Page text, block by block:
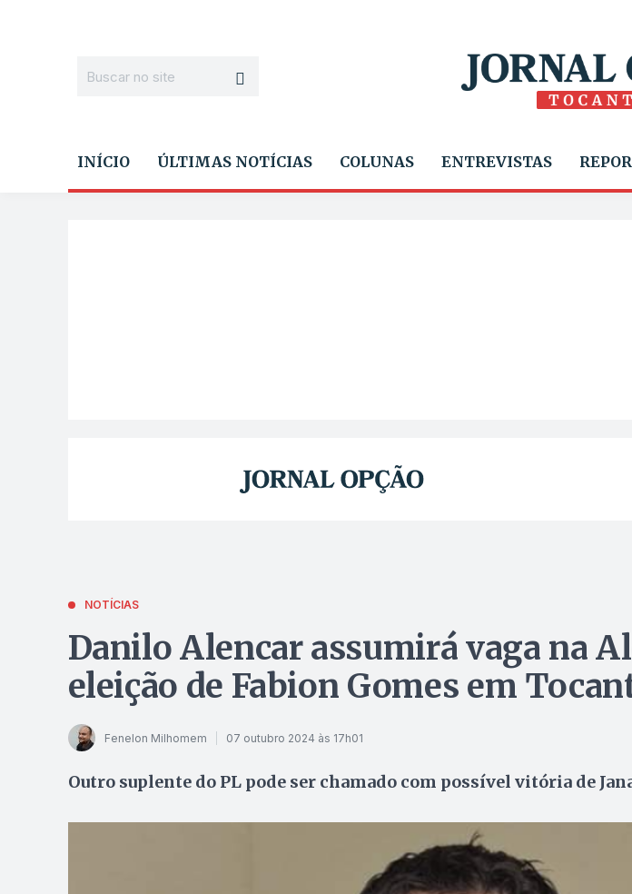
INÍCIO ÚLTIMAS NOTÍCIAS COLUNAS ENTREVISTAS
NOTÍCIAS
Danilo Alencar assumirá vaga na
eleição de Fabion Gomes em
Fenelon Milhomem 07 outubro 2024 às 17h01
Outro suplente do PL pode ser chamado com possível vitória de